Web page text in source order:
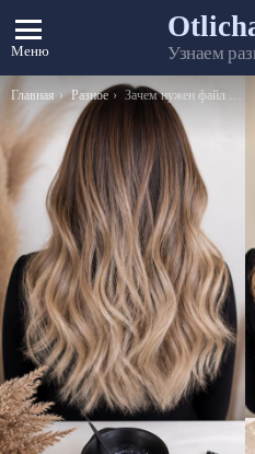
Меню Узнаем
Вы здесь:
Главная Разное Зачем нужен файл подкачки?